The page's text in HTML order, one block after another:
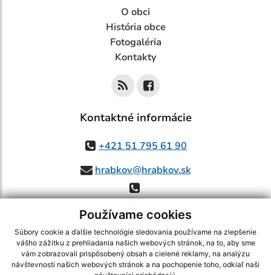
Používame cookies
Súbory cookie a ďalšie technológie sledovania používame na zlepšenie
vášho zážitku z prehliadania našich webových stránok, na to, aby sme
vám zobrazovali prispôsobený obsah a cielené reklamy, na analýzu
návštevnosti našich webových stránok a na pochopenie toho, odkiaľ naši
O obci
História obce
Fotogaléria
Kontakty
Kontaktné informácie
+421 51 795 61 90
hrabkov@hrabkov.sk
využite možnosť získavania aktuálnych informácií s využitím RSS
CMS systém (redakčný) systém ECHELON 2,Mapa stránok,web portál